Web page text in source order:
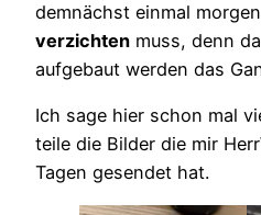
demnächst einmal
verzichten muss, denn
aufgebaut werden das
Ich sage hier schon mal
teile die Bilder die mir
Tagen gesendet hat.